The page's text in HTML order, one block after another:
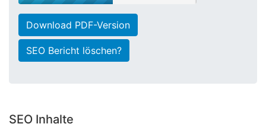
Download PDF-Version
SEO Bericht löschen?
SEO Inhalte